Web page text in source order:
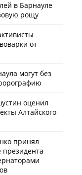
в Барнауле
рощу
от
могут без
оценил
Алтайского
принял
президента